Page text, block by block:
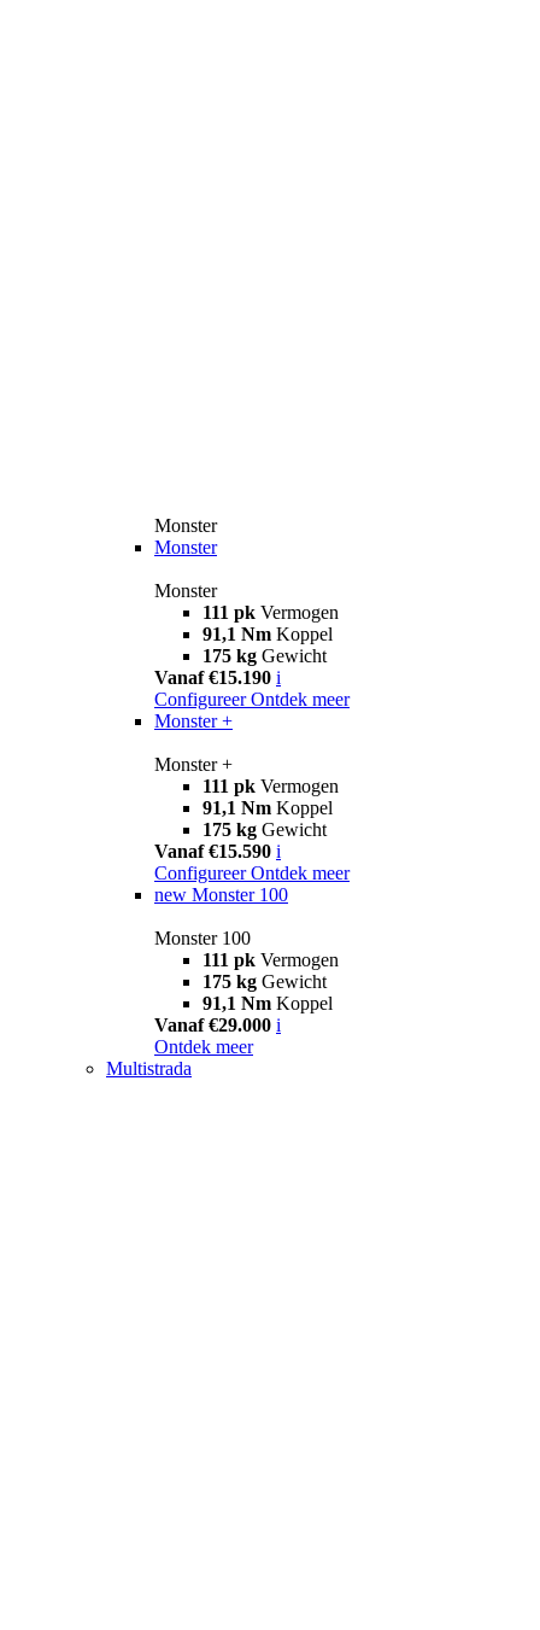
Monster
Monster
Monster
111 pk Vermogen
91,1 Nm Koppel
175 kg Gewicht
Vanaf €15.190 i
Configureer Ontdek meer
Monster +
Monster +
111 pk Vermogen
91,1 Nm Koppel
175 kg Gewicht
Vanaf €15.590 i
Configureer Ontdek meer
new Monster 100
Monster 100
111 pk Vermogen
175 kg Gewicht
91,1 Nm Koppel
Vanaf €29.000 i
Ontdek meer
Multistrada